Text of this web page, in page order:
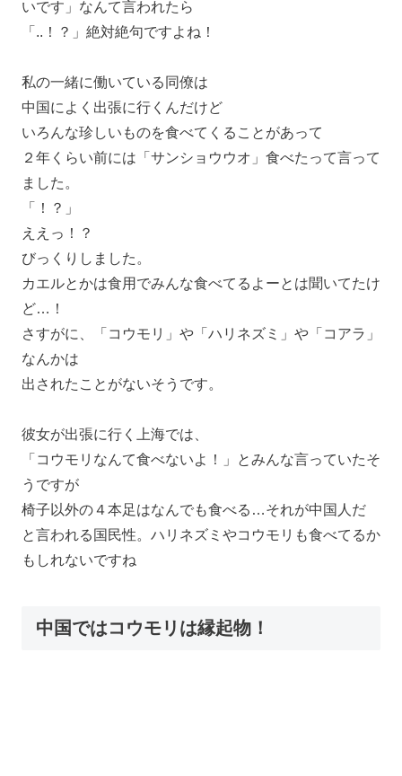
いです」なんて言われたら
「..！？」絶対絶句ですよね！
私の一緒に働いている同僚は
中国によく出張に行くんだけど
いろんな珍しいものを食べてくることがあって
２年くらい前には「サンショウウオ」食べたって言って
ました。
「！？」
ええっ！？
びっくりしました。
カエルとかは食用でみんな食べてるよーとは聞いてたけ
ど…！
さすがに、「コウモリ」や「ハリネズミ」や「コアラ」
なんかは
出されたことがないそうです。
彼女が出張に行く上海では、
「コウモリなんて食べないよ！」とみんな言っていたそ
うですが
椅子以外の４本足はなんでも食べる…それが中国人だ
と言われる国民性。ハリネズミやコウモリも食べてるか
もしれないですね
中国ではコウモリは縁起物！